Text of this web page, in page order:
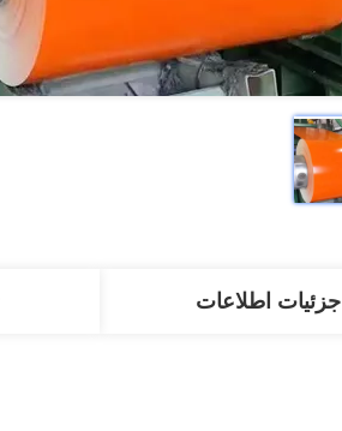
جزئیات اطلاعات